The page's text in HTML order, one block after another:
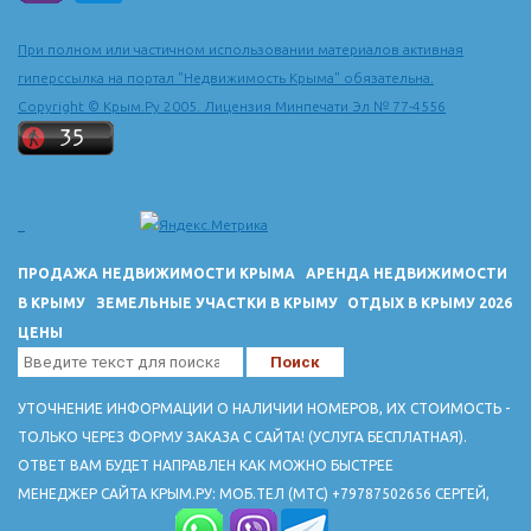
преображается: строятся небольшие уютные гостиницы, где
туристов ждут комфортные номера, экологически чистое
гостиниц Зеленогорья является гостиница "Золотой Теленок".
гостиницы Зеленогорья
При полном или частичном использовании материалов активная
гиперссылка на портал "Недвижимость Крыма" обязательна.
Copyright © Крым.Ру 2005. Лицензия Минпечати Эл № 77-4556
ПРОДАЖА НЕДВИЖИМОСТИ КРЫМА
АРЕНДА НЕДВИЖИМОСТИ
В КРЫМУ
ЗЕМЕЛЬНЫЕ УЧАСТКИ В КРЫМУ
ОТДЫХ В КРЫМУ 2026
ЦЕНЫ
УТОЧНЕНИЕ ИНФОРМАЦИИ О НАЛИЧИИ НОМЕРОВ, ИХ СТОИМОСТЬ -
ТОЛЬКО ЧЕРЕЗ ФОРМУ ЗАКАЗА С САЙТА! (УСЛУГА БЕСПЛАТНАЯ).
ОТВЕТ ВАМ БУДЕТ НАПРАВЛЕН КАК МОЖНО БЫСТРЕЕ
МЕНЕДЖЕР САЙТА КРЫМ.РУ: МОБ.ТЕЛ (МТС) +79787502656 СЕРГЕЙ,